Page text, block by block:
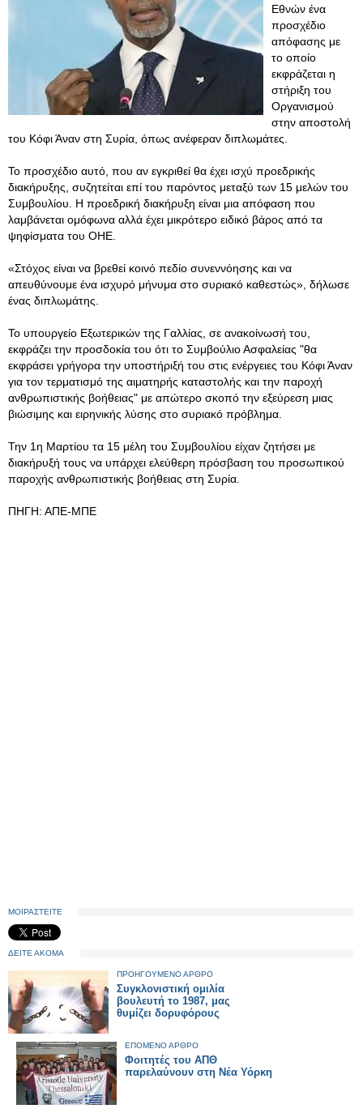
Εθνών ένα
προσχέδιο
απόφασης με
το οποίο
εκφράζεται η
στήριξη του
Οργανισμού
στην αποστολή
του Κόφι Άναν στη Συρία, όπως ανέφεραν διπλωμάτες.
Το προσχέδιο αυτό, που αν εγκριθεί θα έχει ισχύ προεδρικής
διακήρυξης, συζητείται επί του παρόντος μεταξύ των 15 μελών του
Συμβουλίου. Η προεδρική διακήρυξη είναι μια απόφαση που
λαμβάνεται ομόφωνα αλλά έχει μικρότερο ειδικό βάρος από τα
ψηφίσματα του ΟΗΕ.
«Στόχος είναι να βρεθεί κοινό πεδίο συνεννόησης και να
απευθύνουμε ένα ισχυρό μήνυμα στο συριακό καθεστώς», δήλωσε
ένας διπλωμάτης.
Το υπουργείο Εξωτερικών της Γαλλίας, σε ανακοίνωσή του,
εκφράζει την προσδοκία του ότι το Συμβούλιο Ασφαλείας "θα
εκφράσει γρήγορα την υποστήριξή του στις ενέργειες του Κόφι Άναν
για τον τερματισμό της αιματηρής καταστολής και την παροχή
ανθρωπιστικής βοήθειας" με απώτερο σκοπό την εξεύρεση μιας
βιώσιμης και ειρηνικής λύσης στο συριακό πρόβλημα.
Την 1η Μαρτίου τα 15 μέλη του Συμβουλίου είχαν ζητήσει με
διακήρυξή τους να υπάρχει ελεύθερη πρόσβαση του προσωπικού
παροχής ανθρωπιστικής βοήθειας στη Συρία.
ΠΗΓΗ: ΑΠΕ-ΜΠΕ
ΜΟΙΡΑΣΤΕΙΤΕ
ΔΕΙΤΕ ΑΚΟΜΑ
ΠΡΟΗΓΟΥΜΕΝΟ ΑΡΘΡΟ
Συγκλονιστική ομιλία
βουλευτή το 1987, μας
θυμίζει δορυφόρους
ΕΠΟΜΕΝΟ ΑΡΘΡΟ
Φοιτητές του ΑΠΘ
παρελαύνουν στη Νέα Υόρκη